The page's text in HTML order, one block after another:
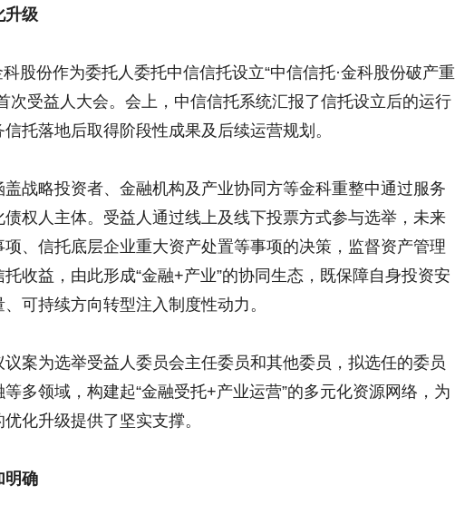
升级
股份作为委托人委托中信信托设立“中信信托·金科股份破产重
次受益人大会。会上，中信信托系统汇报了信托设立后的运行
托落地后取得阶段性成果及后续运营规划。
战略投资者、金融机构及产业协同方等金科重整中通过服务
权人主体。受益人通过线上及线下投票方式参与选举，未来
、信托底层企业重大资产处置等事项的决策，监督资产管理
收益，由此形成“金融+产业”的协同生态，既保障自身投资安
可持续方向转型注入制度性动力。
案为选举受益人委员会主任委员和其他委员，拟选任的委员
多领域，构建起“金融受托+产业运营”的多元化资源网络，为
化升级提供了坚实支撑。
明确